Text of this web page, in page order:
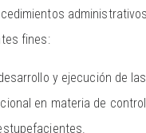
fines:
y ejecución de
en materia de